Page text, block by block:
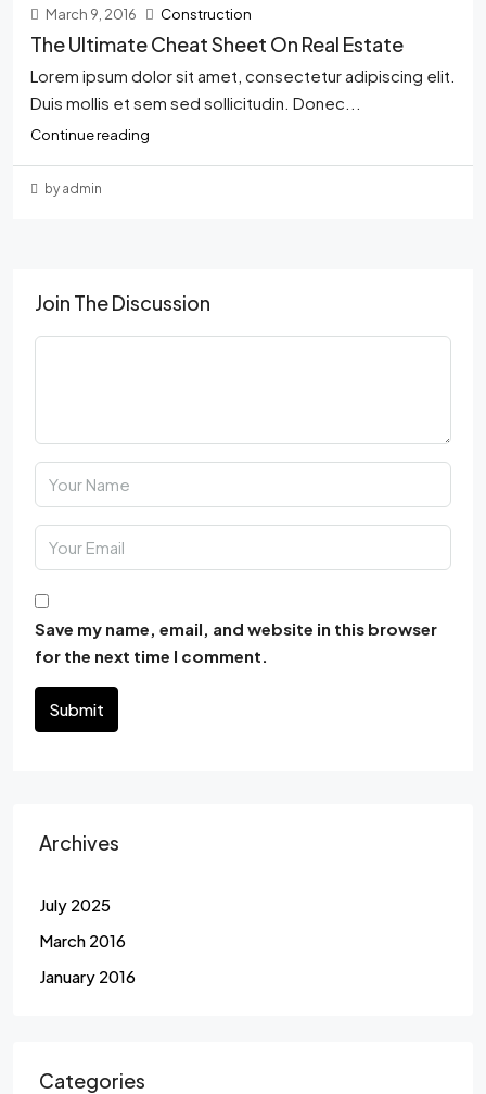
March 9, 2016 Construction
The Ultimate Cheat Sheet On Real Estate
Lorem ipsum dolor sit amet, consectetur adipiscing elit.
Duis mollis et sem sed sollicitudin. Donec...
Continue reading
by admin
Join The Discussion
Save my name, email, and website in this browser
for the next time I comment.
Submit
Archives
July 2025
March 2016
January 2016
Categories